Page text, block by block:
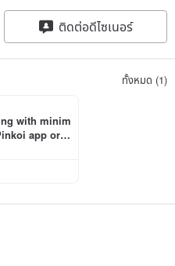
ติดต่อดีไซเนอร์
ทั้งหมด (1)
with minim
app orde